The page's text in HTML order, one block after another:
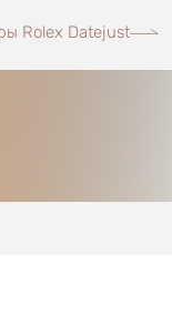
Rolex Datejust